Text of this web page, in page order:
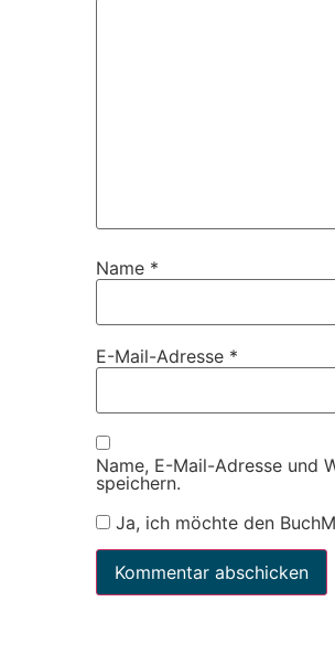
Name *
E-Mail-Adresse *
Name, E-Mail-Adresse und
speichern.
Ja, ich möchte den